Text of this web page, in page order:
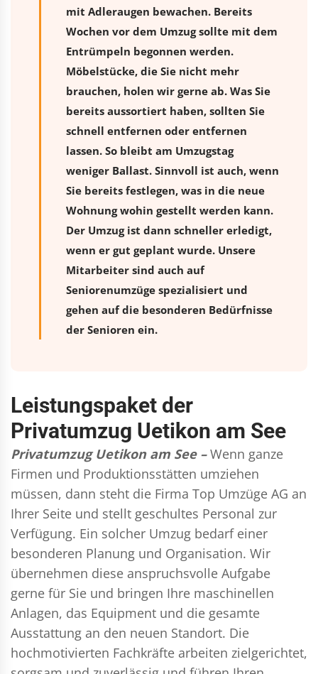
mit Adleraugen bewachen. Bereits
Wochen vor dem Umzug sollte mit dem
Entrümpeln begonnen werden.
Möbelstücke, die Sie nicht mehr
brauchen, holen wir gerne ab. Was Sie
bereits aussortiert haben, sollten Sie
schnell entfernen oder entfernen
lassen. So bleibt am Umzugstag
weniger Ballast. Sinnvoll ist auch, wenn
Sie bereits festlegen, was in die neue
Wohnung wohin gestellt werden kann.
Der Umzug ist dann schneller erledigt,
wenn er gut geplant wurde. Unsere
Mitarbeiter sind auch auf
Seniorenumzüge spezialisiert und
gehen auf die besonderen Bedürfnisse
der Senioren ein.
Leistungspaket der
Privatumzug Uetikon am See
Privatumzug Uetikon am See – Wenn ganze
Firmen und Produktionsstätten umziehen
müssen, dann steht die Firma Top Umzüge AG an
Ihrer Seite und stellt geschultes Personal zur
Verfügung. Ein solcher Umzug bedarf einer
besonderen Planung und Organisation. Wir
übernehmen diese anspruchsvolle Aufgabe
gerne für Sie und bringen Ihre maschinellen
Anlagen, das Equipment und die gesamte
Ausstattung an den neuen Standort. Die
hochmotivierten Fachkräfte arbeiten zielgerichtet,